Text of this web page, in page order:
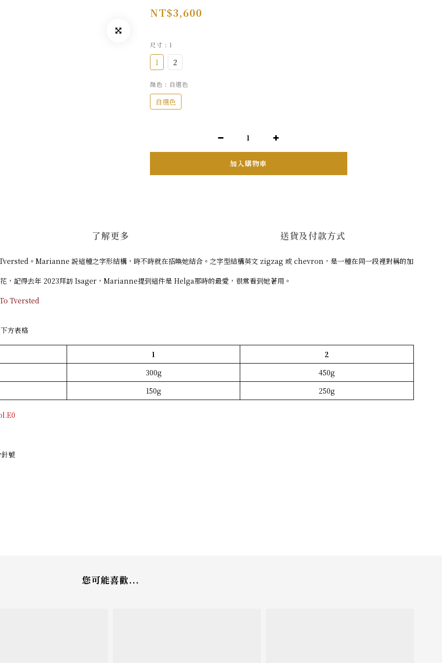
NT$3,600
尺寸 : 1
1 2
顏色 : 自選色
自選色
加入購物車
了解更多 送貨及付款方式
。Marianne 説這種之字形結構，時不時就在招喚她結合。之字型結構英文 zigzag 或 chevron，是一種在同一段裡對稱的加
記得去年 2023拜訪 Isager，Marianne提到這件是 Helga那時的最愛，很常看到她著用。
Tversted
方表格
1
2
300g
450g
150g
250g
號
您可能喜歡...